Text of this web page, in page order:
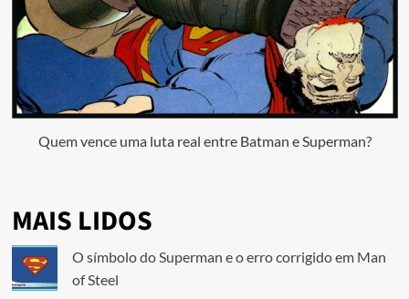
Quem vence uma luta real entre Batman e Superman?
MAIS LIDOS
O símbolo do Superman e o erro corrigido em Man
of Steel